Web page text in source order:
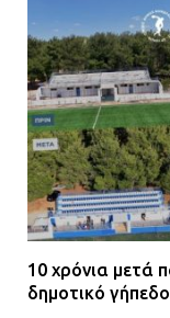
10 χρόνια μετά
δημοτικό